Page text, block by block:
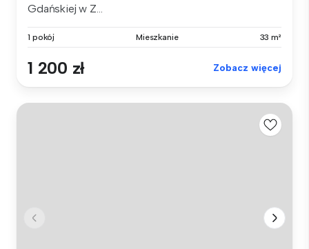
Gdańskiej w Z...
1 pokój Mieszkanie 33 m²
1 200 zł Zobacz więcej